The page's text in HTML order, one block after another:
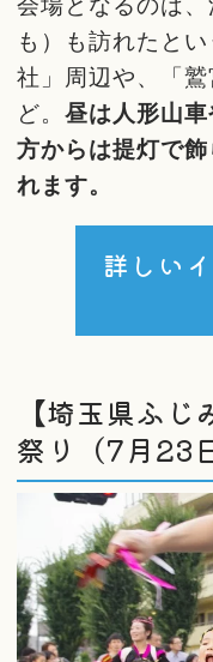
も）も訪れたと
社」周辺や、「
ど。昼は人形山
方からは提灯で
れます。
詳しい
【埼玉県ふ
祭り（7月23